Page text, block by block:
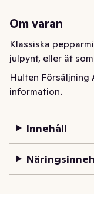
Om varan
Klassiska
julpynt, eller ät
Hulten Försäljning
information.
Innehåll